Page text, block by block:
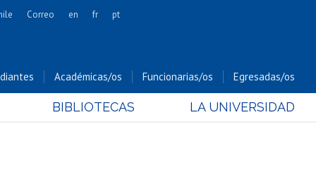
Cs. Forestales y Conservación
Cs. Sociales
Correo en fr pt
Académicas/os Funcionarias/os Egresadas/os
BIBLIOTECAS LA UNIVERSIDAD